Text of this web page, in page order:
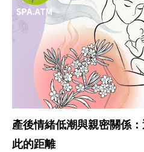
產後情緒低潮與親密關係
此的距離